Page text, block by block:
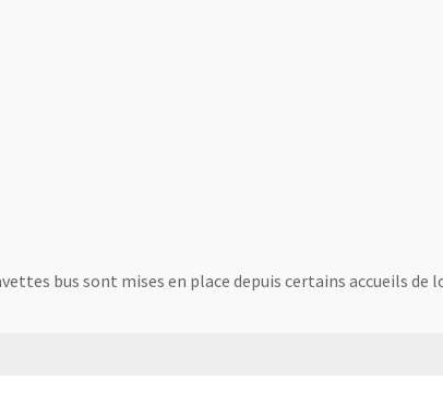
fenêtre
bus sont mises en place depuis certains accueils de